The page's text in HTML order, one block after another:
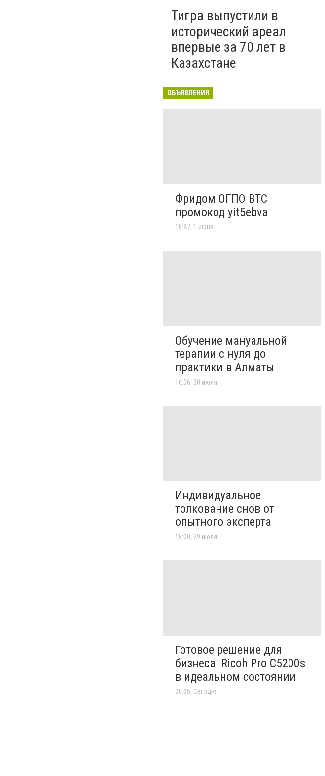
Тигра выпустили в
исторический ареал
впервые за 70 лет в
Казахстане
ОБЪЯВЛЕНИЯ
Фридом ОГПО ВТС
промокод yit5ebva
18:37, 1 июня
Обучение мануальной
терапии с нуля до
практики в Алматы
16:06, 30 июля
Индивидуальное
толкование снов от
опытного эксперта
18:00, 29 июля
Готовое решение для
бизнеса: Ricoh Pro C5200s
в идеальном состоянии
00:35, Сегодня